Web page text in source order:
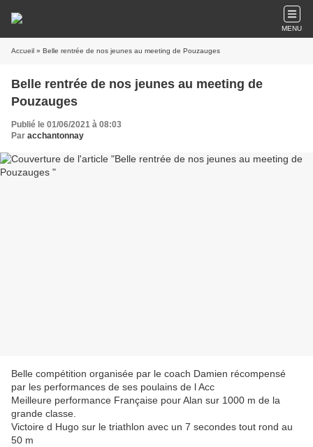
MENU
Accueil » Belle rentrée de nos jeunes au meeting de Pouzauges
Belle rentrée de nos jeunes au meeting de
Pouzauges
Publié le 01/06/2021 à 08:03
Par acchantonnay
Belle compétition organisée par le coach Damien récompensé
par les performances de ses poulains de l Acc
Meilleure performance Française pour Alan sur 1000 m de la
grande classe.
Victoire d Hugo sur le triathlon avec un 7 secondes tout rond au
50 m